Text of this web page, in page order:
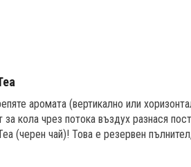
аромата (вертикално или
кола чрез потокa въздух разнася
(черен чай)! Това е резервен